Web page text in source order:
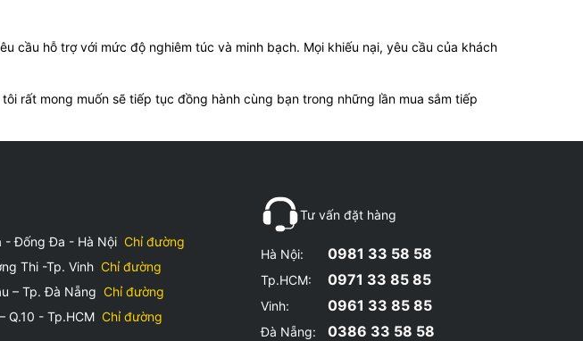
cầu hỗ trợ với mức độ nghiêm túc và minh bạch. Mọi khiếu nại, yêu cầu của khách
rất mong muốn sẽ tiếp tục đồng hành cùng bạn trong những lần mua sắm tiếp
- Đống Đa - Hà Nội Chỉ đường
Thi -Tp. Vinh Chỉ đường
– Tp. Đà Nẵng Chỉ đường
Q.10 - Tp.HCM Chỉ đường
Tư vấn đặt hàng
Hà Nội: 0981 33 58 58
Tp.HCM: 0971 33 85 85
Vinh: 0961 33 85 85
Đà Nẵng: 0386 33 58 58